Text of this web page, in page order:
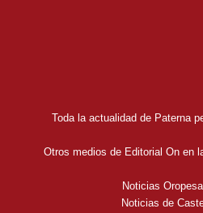
Toda la actualidad de Paterna
Otros medios de Editorial On en
Noticias
Noticias de